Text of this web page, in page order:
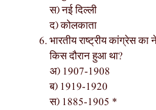
स) नई दिल्ली
द) कोलकाता
भारतीय राष्ट्रीय कांग्रेस
किस दौरान हुआ था?
अ) 1907-1908
ब) 1919-1920
स) 1885-1905 *